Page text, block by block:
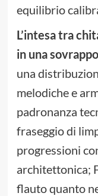
equilibrio
L’intesa tra
in una
una
melodiche e
padronanza
fraseggio di
progressioni
architettonica;
flauto quanto